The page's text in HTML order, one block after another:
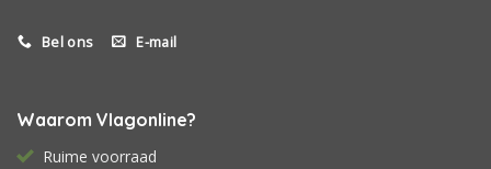
Bel ons E-mail
Waarom Vlagonline?
Ruime voorraad